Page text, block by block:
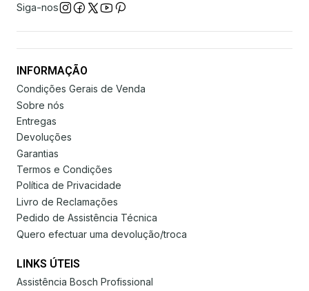
Siga-nos
INFORMAÇÃO
Condições Gerais de Venda
Sobre nós
Entregas
Devoluções
Garantias
Termos e Condições
Política de Privacidade
Livro de Reclamações
Pedido de Assistência Técnica
Quero efectuar uma devolução/troca
LINKS ÚTEIS
Assistência Bosch Profissional